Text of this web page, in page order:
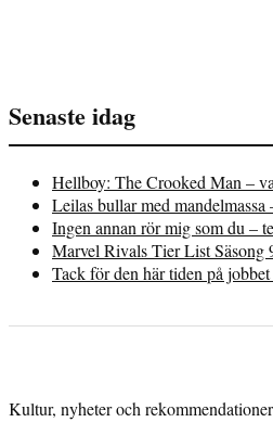
Senaste idag
Hellboy: The Crooked Man –
Leilas bullar med
Ingen annan rör mig som du –
Marvel Rivals Tier List Säsong
Tack för den här tiden på
Kultur, nyheter och